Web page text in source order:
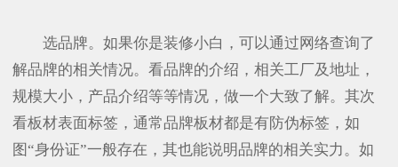
选品牌。如果你是装修小白，可以通过网络查询了
解品牌的相关情况。看品牌的介绍，相关工厂及地址，
规模大小，产品介绍等等情况，做一个大致了解。其次
看板材表面标签，通常品牌板材都是有防伪标签，如
图“身份证”一般存在，其也能说明品牌的相关实力。如